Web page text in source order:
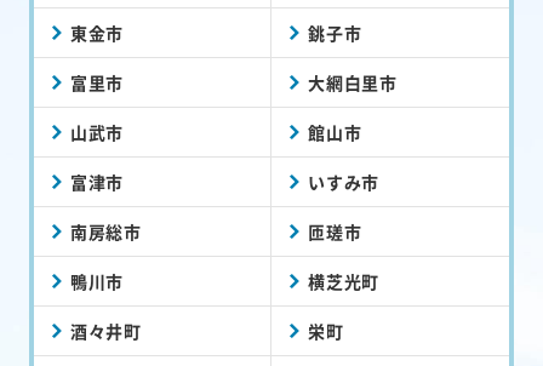
東金市 銚子市
富里市 大網白里市
山武市 館山市
富津市 いすみ市
南房総市 匝瑳市
鴨川市 横芝光町
酒々井町 栄町